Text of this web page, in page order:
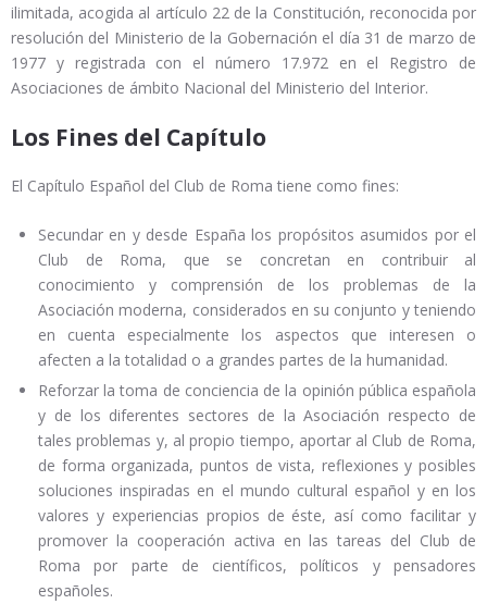
ilimitada, acogida al artículo 22 de la Constitución, reconocida por
resolución del Ministerio de la Gobernación el día 31 de marzo de
1977 y registrada con el número 17.972 en el Registro de
Asociaciones de ámbito Nacional del Ministerio del Interior.
Los Fines del Capítulo
El Capítulo Español del Club de Roma tiene como fines:
Secundar en y desde España los propósitos asumidos por el
Club de Roma, que se concretan en contribuir al
conocimiento y comprensión de los problemas de la
Asociación moderna, considerados en su conjunto y teniendo
en cuenta especialmente los aspectos que interesen o
afecten a la totalidad o a grandes partes de la humanidad.
Reforzar la toma de conciencia de la opinión pública española
y de los diferentes sectores de la Asociación respecto de
tales problemas y, al propio tiempo, aportar al Club de Roma,
de forma organizada, puntos de vista, reflexiones y posibles
soluciones inspiradas en el mundo cultural español y en los
valores y experiencias propios de éste, así como facilitar y
promover la cooperación activa en las tareas del Club de
Roma por parte de científicos, políticos y pensadores
españoles.